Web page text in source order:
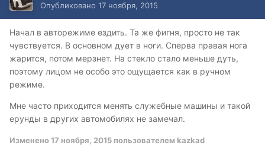
Опубликовано 17 ноября, 2015
Начал в авторежиме ездить. Та же фигня, просто не так
чувствуется. В основном дует в ноги. Сперва правая нога
жарится, потом мерзнет. На стекло стало меньше дуть,
поэтому лицом не особо это ощущается как в ручном
режиме.
Мне часто приходится менять служебные машины и такой
ерунды в других автомобилях не замечал.
Изменено17 ноября, 2015 пользователем kazkad